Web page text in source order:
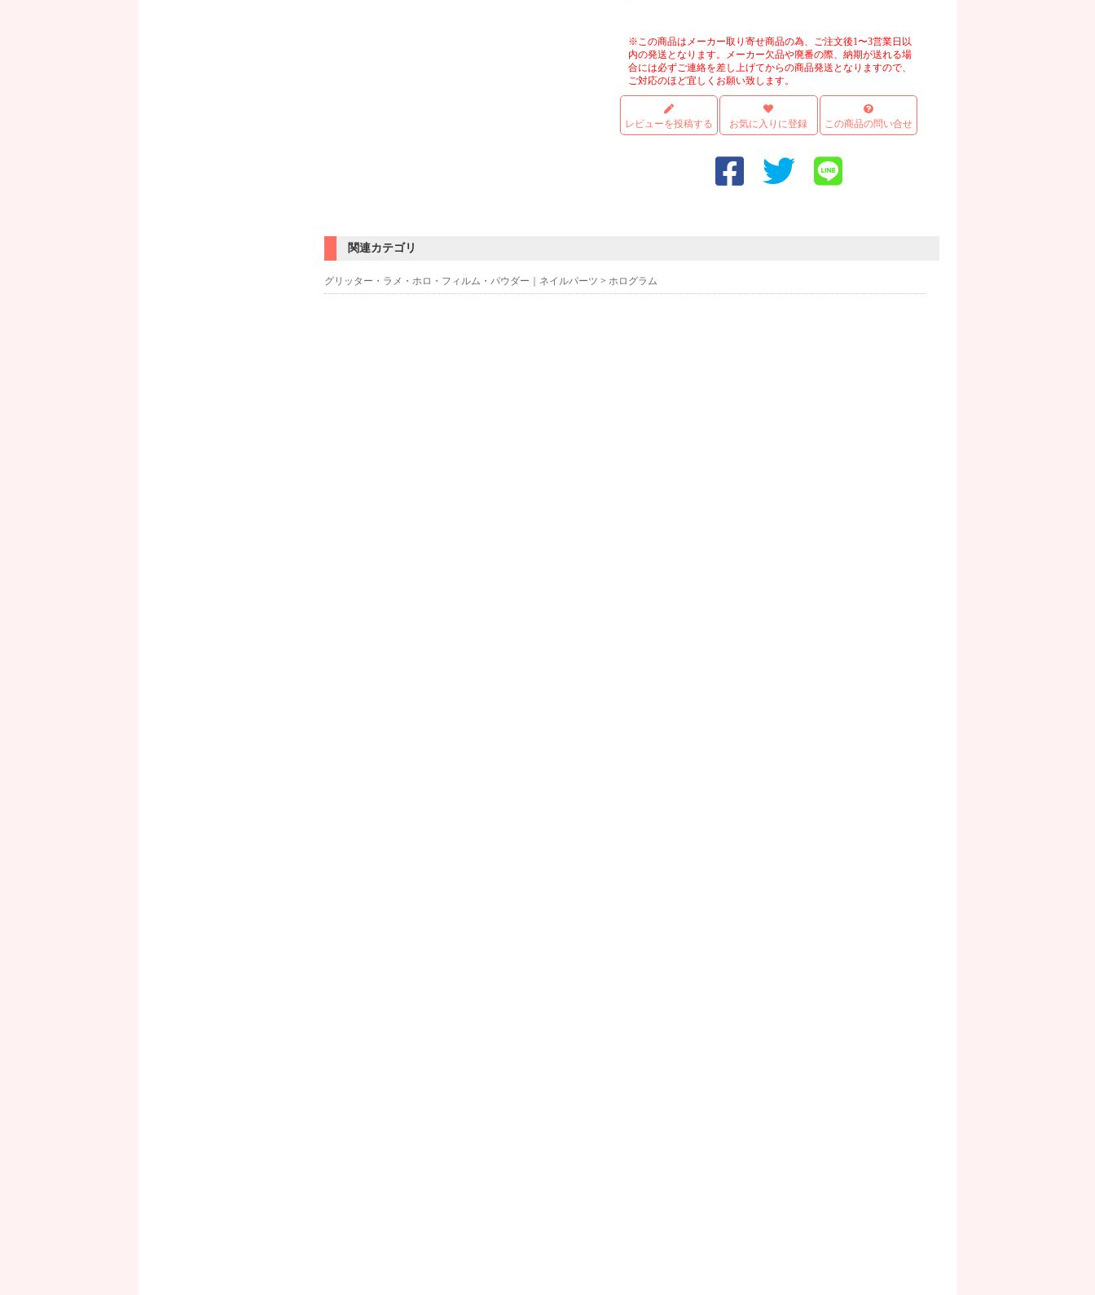
※この商品はメーカー取り寄せ商品の為、ご注文後1〜3営業日以
内の発送となります。メーカー欠品や廃番の際、納期が送れる場
合には必ずご連絡を差し上げてからの商品発送となりますので、
ご対応のほど宜しくお願い致します。
レビューを投稿する お気に入りに登録 この商品の問い合せ
関連カテゴリ
グリッター・ラメ・ホロ・フィルム・パウダー｜ネイルパーツ > ホログラム